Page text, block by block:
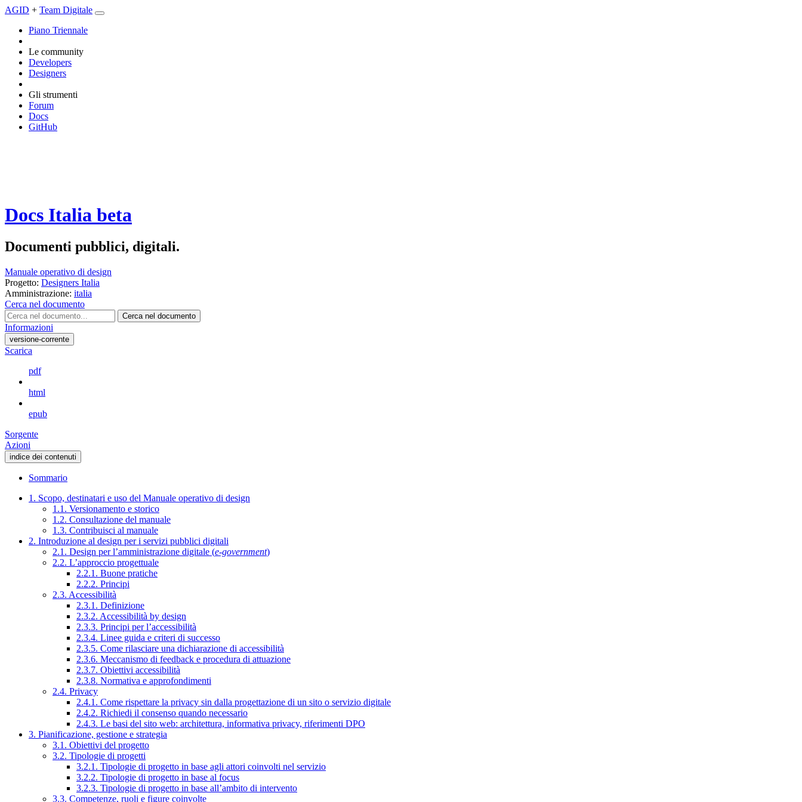
AGID + Team Digitale
Piano Triennale
Le community
Developers
Designers
Gli strumenti
Forum
Docs
GitHub
Docs Italia beta
Documenti pubblici, digitali.
Manuale operativo di design
Progetto: Designers Italia
Amministrazione: italia
Cerca nel documento
Cerca nel documento
Informazioni
versione-corrente
Scarica
pdf
html
epub
Sorgente
Azioni
indice dei contenuti
Sommario
1. Scopo, destinatari e uso del Manuale operativo di design
1.1. Versionamento e storico
1.2. Consultazione del manuale
1.3. Contribuisci al manuale
2. Introduzione al design per i servizi pubblici digitali
2.1. Design per l’amministrazione digitale (e-government)
2.2. L’approccio progettuale
2.2.1. Buone pratiche
2.2.2. Principi
2.3. Accessibilità
2.3.1. Definizione
2.3.2. Accessibilità by design
2.3.3. Principi per l’accessibilità
2.3.4. Linee guida e criteri di successo
2.3.5. Come rilasciare una dichiarazione di accessibilità
2.3.6. Meccanismo di feedback e procedura di attuazione
2.3.7. Obiettivi accessibilità
2.3.8. Normativa e approfondimenti
2.4. Privacy
2.4.1. Come rispettare la privacy sin dalla progettazione di un sito o servizio digitale
2.4.2. Richiedi il consenso quando necessario
2.4.3. Le basi del sito web: architettura, informativa privacy, riferimenti DPO
3. Pianificazione, gestione e strategia
3.1. Obiettivi del progetto
3.2. Tipologie di progetti
3.2.1. Tipologie di progetto in base agli attori coinvolti nel servizio
3.2.2. Tipologie di progetto in base al focus
3.2.3. Tipologie di progetto in base all’ambito di intervento
3.3. Competenze, ruoli e figure coinvolte